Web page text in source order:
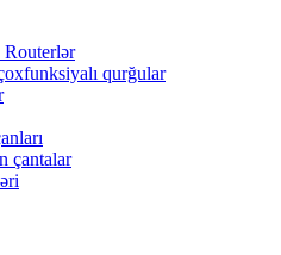
qurğular
çantalar